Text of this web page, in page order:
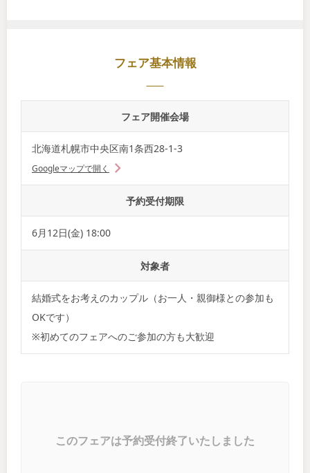
フェア基本情報
フェア開催会場
北海道札幌市中央区南1条西28-1-3
Googleマップで開く
予約受付期限
6月12日(金) 18:00
対象者
結婚式をお考えのカップル（お一人・親御様との参加も
OKです）
※初めてのフェアへのご参加の方も大歓迎
このフェアは予約受付終了いたしました